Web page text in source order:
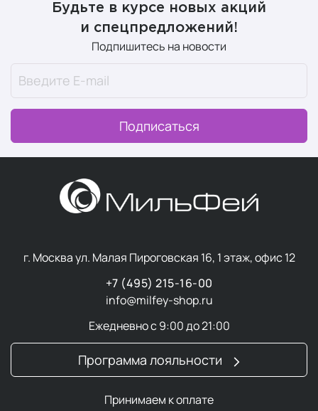
ультрасовременного производства.
Миссия бренда— создавать отечественные
косметические продукты мирового уровня, которые
служат надежным партнером для салонов красоты и
обеспечивают премиальный уход в домашних
условиях.
философииLaros Beauty лежит синергия
Ключевые преимущества
Локальное производство полного цикла.Вся
продукция разрабатывается и выпускается на
собственном высокотехнологичном заводе в
Лабораторный контроль. Собственный штат
опытных химиков-технологов осуществляет
сквозной аудит качества на каждом этапе
синтеза формул.
Премиальное сырье.
Будьте в курсе новых акций
и спецпредложений!
Подпишитесь на новости
Подписаться
г. Москва ул. Малая Пироговская 16, 1 этаж, офис 12
+7 (495) 215-16-00
info@milfey-shop.ru
Ежедневно с 9:00 до 21:00
Программа лояльности
Принимаем к оплате